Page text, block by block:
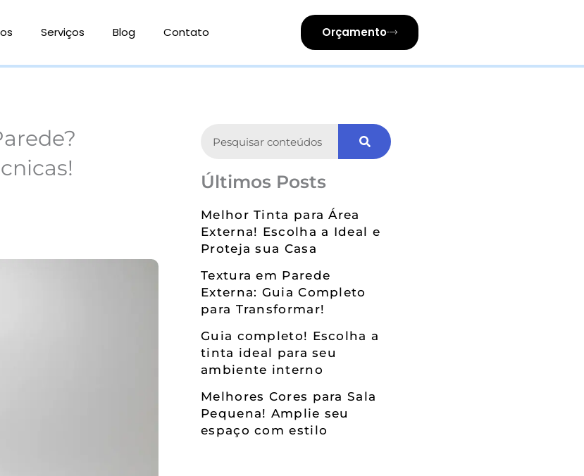
Serviços Blog Contato Orçamento
Últimos Posts
Melhor Tinta para Área
Externa! Escolha a Ideal e
Proteja sua Casa
Textura em Parede
Externa: Guia Completo
para Transformar!
Guia completo! Escolha a
tinta ideal para seu
ambiente interno
Melhores Cores para Sala
Pequena! Amplie seu
espaço com estilo